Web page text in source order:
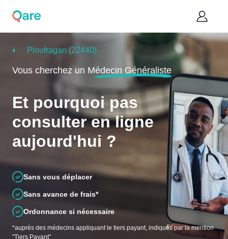
Ploufragan (22440)
Vous cherchez un Médecin Généraliste
Et pourquoi pas
consulter en ligne
aujourd'hui ?
Sans vous déplacer
Sans avance de frais*
Ordonnance si nécessaire
*auprès des médecins appliquant le tiers payant, indiqués par la mention
"Tiers Payant"